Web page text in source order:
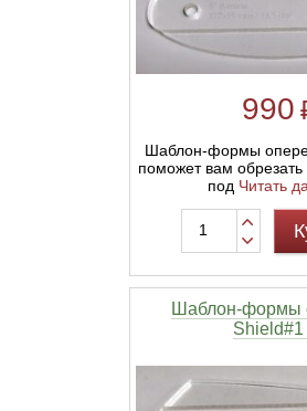
990
Шаблон-формы
поможет вам
под Читать
Шаблон-формы
Shield#1
Линейки для настройки лука
Кликеры для лука
Киссеры для лука